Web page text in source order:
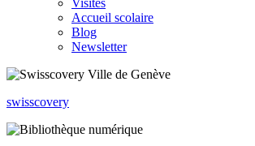
Accueil scolaire
Blog
Newsletter
swisscovery